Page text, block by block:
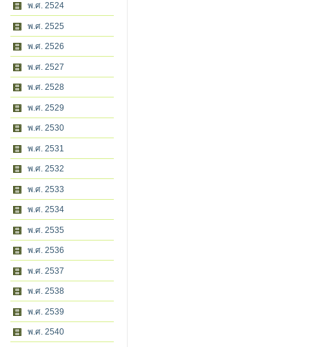
พ.ศ. 2524
พ.ศ. 2525
พ.ศ. 2526
พ.ศ. 2527
พ.ศ. 2528
พ.ศ. 2529
พ.ศ. 2530
พ.ศ. 2531
พ.ศ. 2532
พ.ศ. 2533
พ.ศ. 2534
พ.ศ. 2535
พ.ศ. 2536
พ.ศ. 2537
พ.ศ. 2538
พ.ศ. 2539
พ.ศ. 2540